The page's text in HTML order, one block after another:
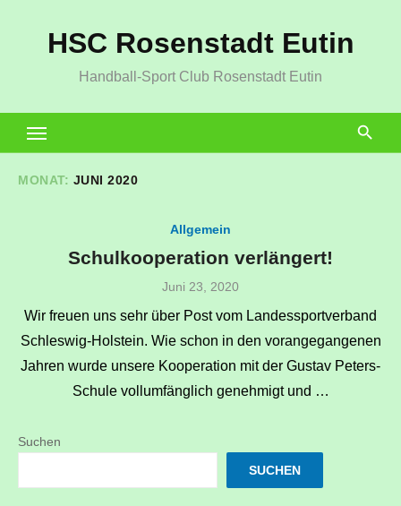
HSC Rosenstadt Eutin
Handball-Sport Club Rosenstadt Eutin
MONAT: JUNI 2020
Allgemein
Schulkooperation verlängert!
Veröffentlicht
Juni 23, 2020
Wir freuen uns sehr über Post vom Landessportverband
Schleswig-Holstein. Wie schon in den vorangegangenen
Jahren wurde unsere Kooperation mit der Gustav Peters-
Schule vollumfänglich genehmigt und …
Suchen
SUCHEN